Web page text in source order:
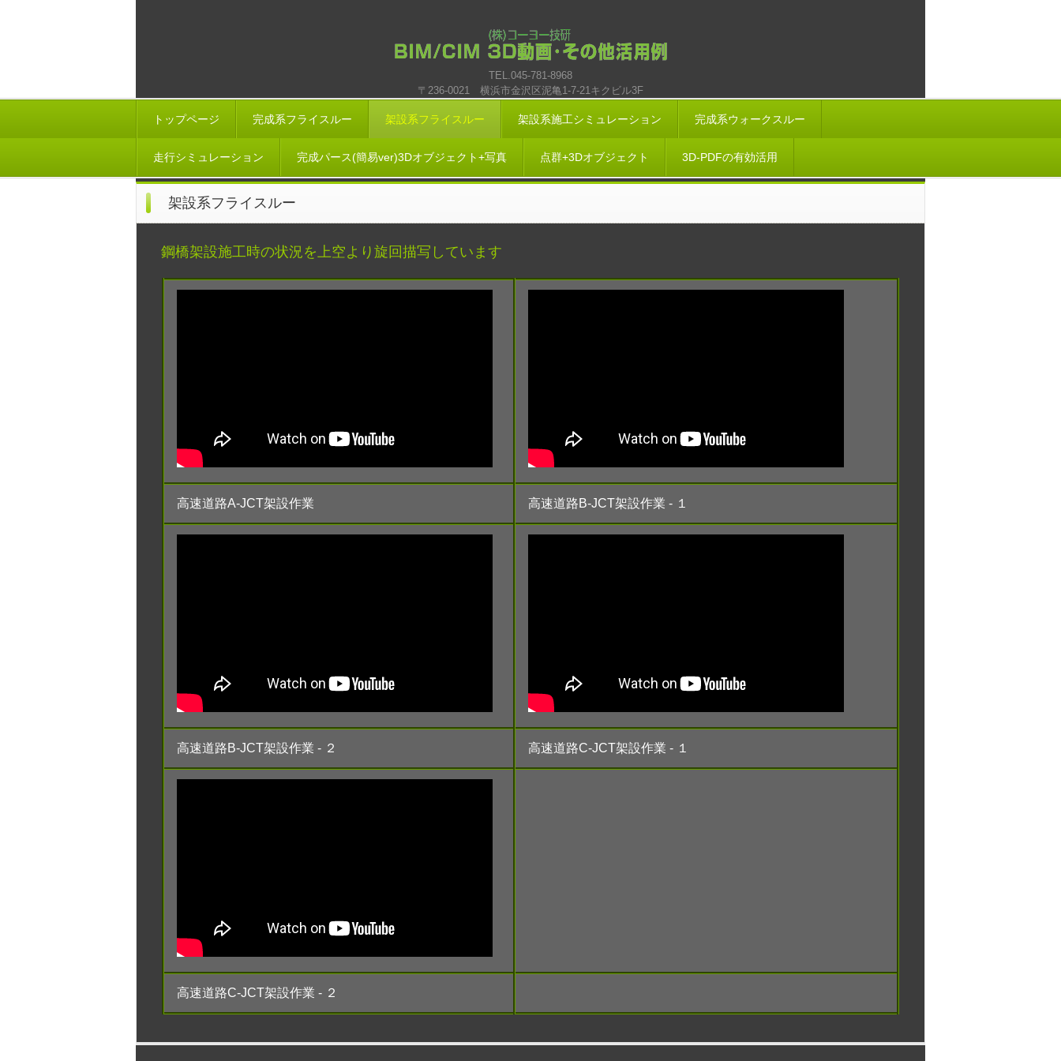
TEL.045-781-8968
〒236-0021 横浜市金沢区泥亀1-7-21キクビル3F
トップページ 完成系フライスルー 架設系フライスルー 架設系施工シミュレーション 完成系ウォークスルー
走行シミュレーション 完成パース(簡易ver)3Dオブジェクト+写真 点群+3Dオブジェクト 3D-PDFの有効活用
架設系フライスルー
鋼橋架設施工時の状況を上空より旋回描写しています
高速道路A-JCT架設作業 高速道路B-JCT架設作業 - １
高速道路B-JCT架設作業 - ２ 高速道路C-JCT架設作業 - １
高速道路C-JCT架設作業 - ２